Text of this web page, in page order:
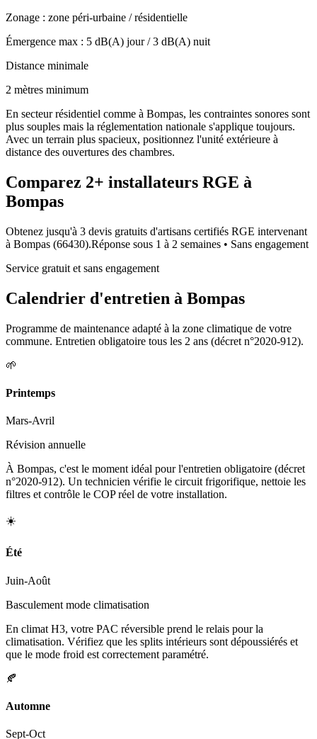
Zonage : zone péri-urbaine / résidentielle
Émergence max : 5 dB(A) jour /3 dB(A) nuit
Distance minimale
2 mètres minimum
En secteur résidentiel comme à Bompas, les contraintes sonores sont
plus souples mais la réglementation nationale s'applique toujours.
Avec un terrain plus spacieux, positionnez l'unité extérieure à
distance des ouvertures des chambres.
Comparez 2+ installateurs RGE à
Bompas
Obtenez jusqu'à 3 devis gratuits d'artisans certifiés RGE intervenant
à Bompas (66430).Réponse sous 1 à 2 semaines • Sans engagement
Service gratuit et sans engagement
Calendrier d'entretien à Bompas
Programme de maintenance adapté à la zone climatique de votre
commune. Entretien obligatoire tous les 2 ans (décret n°2020-912).
🌱
Printemps
Mars-Avril
Révision annuelle
À Bompas, c'est le moment idéal pour l'entretien obligatoire (décret
n°2020-912). Un technicien vérifie le circuit frigorifique, nettoie les
filtres et contrôle le COP réel de votre installation.
☀️
Été
Juin-Août
Basculement mode climatisation
En climat H3, votre PAC réversible prend le relais pour la
climatisation. Vérifiez que les splits intérieurs sont dépoussiérés et
que le mode froid est correctement paramétré.
🍂
Automne
Sept-Oct